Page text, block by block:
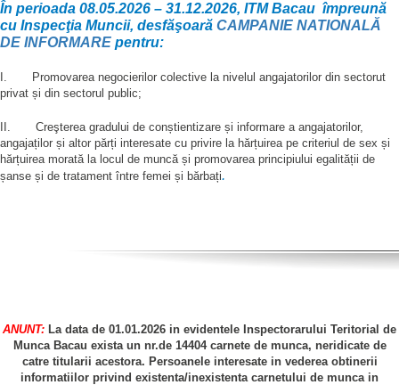
În perioada 08.05.2026 – 31.12.2026, ITM Bacau împreună
cu Inspecţia Muncii, desfăşoară CAMPANIE NATIONALĂ
DE INFORMARE pentru:
I. Promovarea negocierilor colective la nivelul angajatorilor din sectorut
privat și din sectorul public;
II. Creşterea gradului de conștientizare și informare a angajatorilor,
angajaților și altor părți interesate cu privire la hărțuirea pe criteriul de sex și
hărțuirea morată la locul de muncă și promovarea principiului egalității de
șanse și de tratament între femei și bărbați.
ANUNT: La data de 01.01.2026 in evidentele Inspectorarului Teritorial de
Munca Bacau exista un nr.de 14404 carnete de munca, neridicate de
catre titularii acestora. Persoanele interesate in vederea obtinerii
informatiilor privind existenta/inexistenta carnetului de munca in